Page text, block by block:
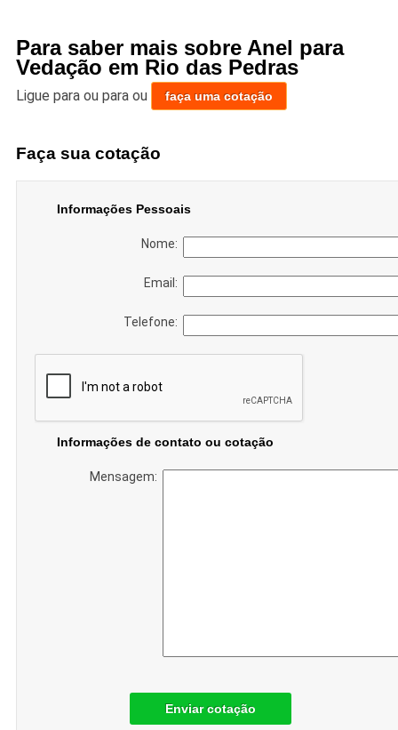
Para saber mais sobre Anel para
Vedação em Rio das Pedras
Ligue para ou para ou faça uma cotação
Faça sua cotação
Informações Pessoais
Nome:
Email:
Telefone:
Informações de contato ou cotação
Mensagem:
Enviar cotação